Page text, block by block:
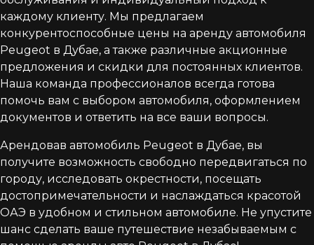
каждому клиенту. Мы предлагаем
конкурентоспособные цены на аренду автомобиля
Peugeot в Дубае, а также различные акционные
предложения и скидки для постоянных клиентов.
Наша команда профессионалов всегда готова
помочь вам с выбором автомобиля, оформлением
документов и ответить на все ваши вопросы.
Арендовав автомобиль Peugeot в Дубае, вы
получите возможность свободно передвигаться по
городу, исследовать окрестности, посещать
достопримечательности и наслаждаться красотой
ОАЭ в удобном и стильном автомобиле. Не упустите
шанс сделать ваше путешествие незабываемым с